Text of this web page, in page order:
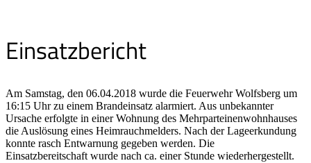
Einsatzbericht
Am Samstag, den 06.04.2018 wurde die Feuerwehr Wolfsberg um
16:15 Uhr zu einem Brandeinsatz alarmiert. Aus unbekannter
Ursache erfolgte in einer Wohnung des Mehrparteinenwohnhauses
die Auslösung eines Heimrauchmelders. Nach der Lageerkundung
konnte rasch Entwarnung gegeben werden. Die
Einsatzbereitschaft wurde nach ca. einer Stunde wiederhergestellt.